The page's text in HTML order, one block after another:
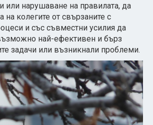
или нарушаване на правилата, да
на колегите от свързаните с
и със съвместни усилия да
най-ефективен и бърз
задачи или възникнали проблеми.